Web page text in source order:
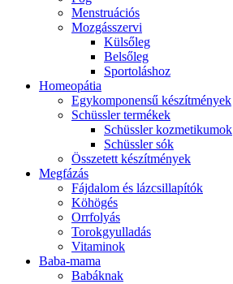
Menstruációs
Mozgásszervi
Külsőleg
Belsőleg
Sportoláshoz
Homeopátia
Egykomponensű készítmények
Schüssler termékek
Schüssler kozmetikumok
Schüssler sók
Összetett készítmények
Megfázás
Fájdalom és lázcsillapítók
Köhögés
Orrfolyás
Torokgyulladás
Vitaminok
Baba-mama
Babáknak